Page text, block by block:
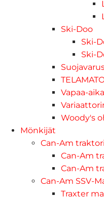
Ski-Doo
Ski-
Ski-
Vapaa-aika
Woody's
Mönkijät
Can-Am
Can-Am
Can-Am
Can-Am SSV-
Traxter